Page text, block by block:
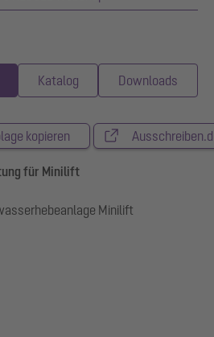
Katalog Downloads
kopieren
für Minilift
Minilift